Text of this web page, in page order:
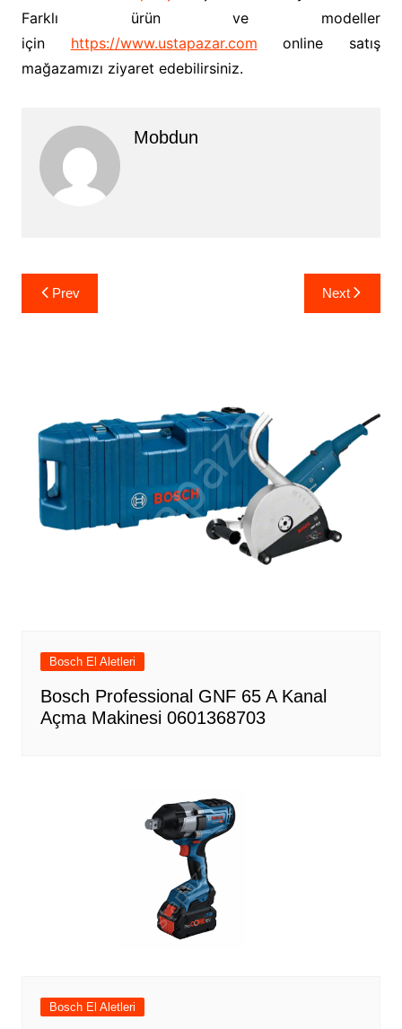
Farklı ürün ve modeller
için https://www.ustapazar.com online satış
mağazamızı ziyaret edebilirsiniz.
Mobdun
Yazı
gezinmesi
Prev Next
Bosch El Aletleri
Bosch Professional GNF 65 A Kanal
Açma Makinesi 0601368703
Bosch El Aletleri